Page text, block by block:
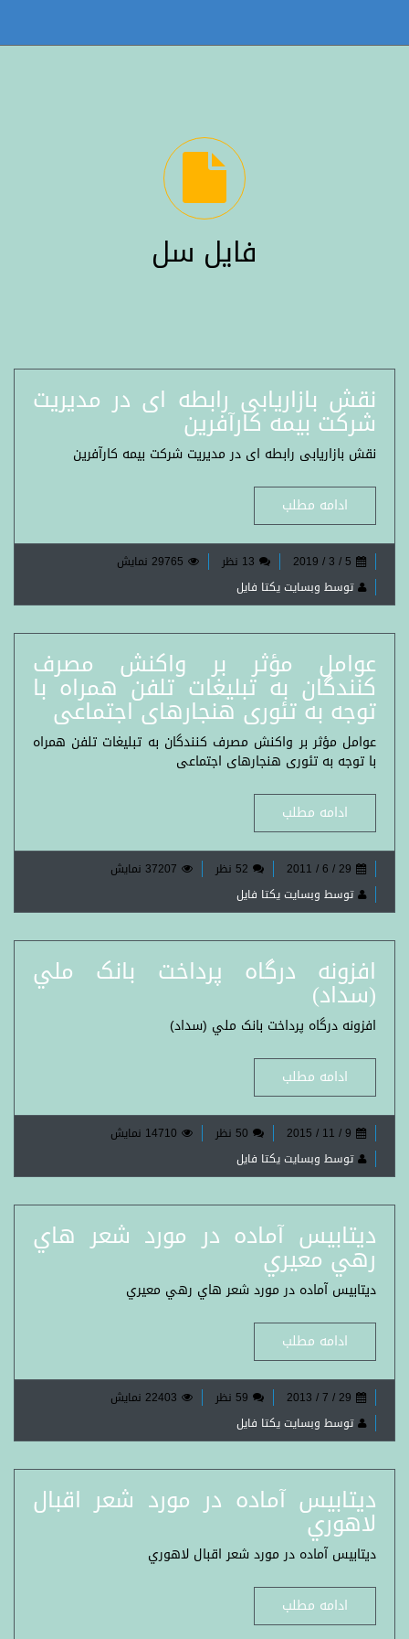
فایل سل
نقش بازاریابی رابطه ای در مدیریت
شرکت بیمه کارآفرین
نقش بازاریابی رابطه ای در مدیریت شرکت بیمه کارآفرین
ادامه مطلب
5 / 3 / 2019 13 نظر
29765 نمایش
توسط وبسایت یکتا فایل
عوامل مؤثر بر واکنش مصرف
کنندگان به تبلیغات تلفن همراه با
توجه به تئوری هنجارهای اجتماعی
عوامل مؤثر بر واکنش مصرف کنندگان به تبلیغات تلفن همراه
با توجه به تئوری هنجارهای اجتماعی
ادامه مطلب
29 / 6 / 2011 52 نظر
37207 نمایش
توسط وبسایت یکتا فایل
افزونه درگاه پرداخت بانک ملي
(سداد)
افزونه درگاه پرداخت بانک ملي (سداد)
ادامه مطلب
9 / 11 / 2015 50 نظر
14710 نمایش
توسط وبسایت یکتا فایل
ديتابيس آماده در مورد شعر هاي
رهي معيري
ديتابيس آماده در مورد شعر هاي رهي معيري
ادامه مطلب
29 / 7 / 2013 59 نظر
22403 نمایش
توسط وبسایت یکتا فایل
ديتابيس آماده در مورد شعر اقبال
لاهوري
ديتابيس آماده در مورد شعر اقبال لاهوري
ادامه مطلب